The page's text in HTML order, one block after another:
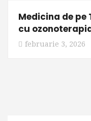
Medicina de pe
cu
februarie 3, 2026